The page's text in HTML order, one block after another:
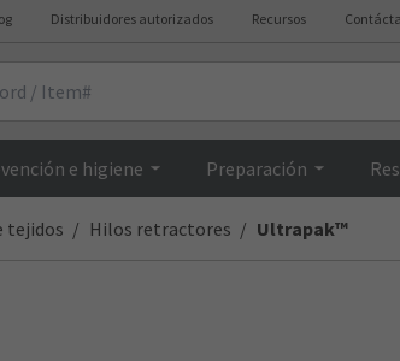
Distribuidores autorizados Recursos
e higiene Preparación
tejidos Hilos retractores Ultrapak™